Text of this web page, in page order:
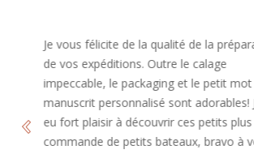
J’ai adoré ouvrir ce paquet votre
bienveillant et fait plaisir. Je ne
de recommandé chez vous. Bonne
continuation et merci à vous.
Caroline